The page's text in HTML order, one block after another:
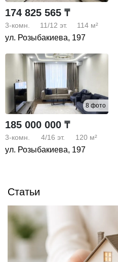
174 825 565 ₸
3-комн. 11/12 эт. 114 м²
ул. Розыбакиева, 197
8 фото
185 000 000 ₸
3-комн. 4/16 эт. 120 м²
ул. Розыбакиева, 197
Статьи